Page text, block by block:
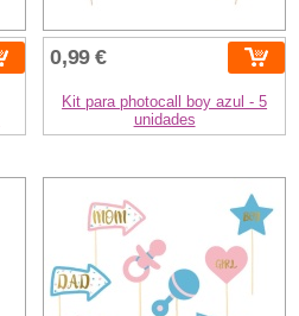
0,99 €
Kit para photocall boy azul - 5
unidades